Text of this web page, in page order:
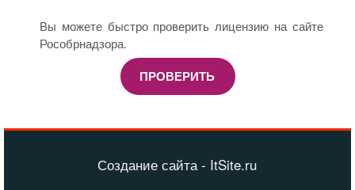
Вы можете быстро проверить лицензию на сайте
Рособрнадзора.
ПРОВЕРИТЬ
Создание сайта - ItSite.ru